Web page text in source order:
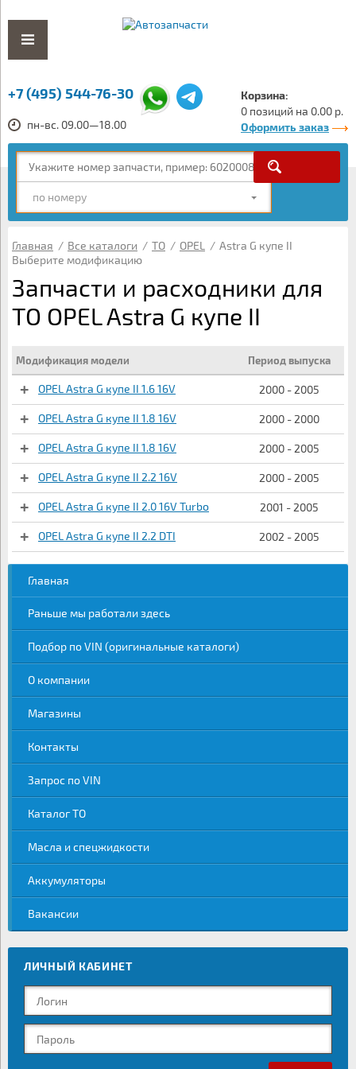
+7 (495) 544-76-30
пн-вс. 09.00—18.00
Корзина:
0 позиций на 0.00 р.
Оформить заказ
по номеру
Главная / Все каталоги / ТО / OPEL / Astra G купе II
Выберите модификацию
Запчасти и расходники для
ТО OPEL Astra G купе II
Модификация модели Период выпуска
OPEL Astra G купе II 1.6 16V 2000 - 2005
OPEL Astra G купе II 1.8 16V 2000 - 2000
OPEL Astra G купе II 1.8 16V 2000 - 2005
OPEL Astra G купе II 2.2 16V 2000 - 2005
OPEL Astra G купе II 2.0 16V Turbo 2001 - 2005
OPEL Astra G купе II 2.2 DTI 2002 - 2005
Главная
Раньше мы работали здесь
Подбор по VIN (оригинальные каталоги)
О компании
Магазины
Контакты
Запрос по VIN
Каталог ТО
Масла и спецжидкости
Аккумуляторы
Вакансии
ЛИЧНЫЙ КАБИНЕТ